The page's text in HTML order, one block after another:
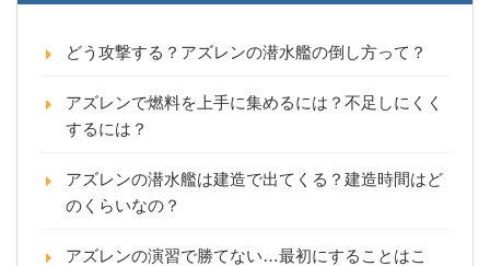
どう攻撃する？アズレンの潜水艦の倒し方って？
アズレンで燃料を上手に集めるには？不足しにくく
するには？
アズレンの潜水艦は建造で出てくる？建造時間はど
のくらいなの？
アズレンの演習で勝てない…最初にすることはこ